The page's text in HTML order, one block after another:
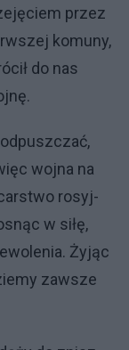
przez
ko­mu­ny,
do nas
woj­na na
ro­syj­
w si­łę,
Ży­jąc
za­wsze